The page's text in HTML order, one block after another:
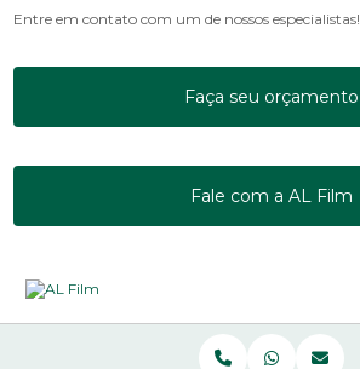
Entre em contato com um de nossos especialistas!
Faça seu orçamento
Fale com a AL Film